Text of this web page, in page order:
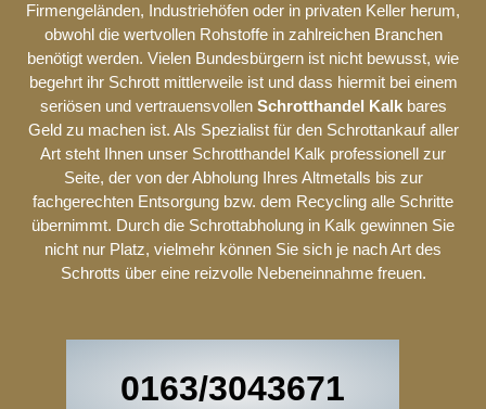
Firmengeländen, Industriehöfen oder in privaten Keller herum,
obwohl die wertvollen Rohstoffe in zahlreichen Branchen
benötigt werden. Vielen Bundesbürgern ist nicht bewusst, wie
begehrt ihr Schrott mittlerweile ist und dass hiermit bei einem
seriösen und vertrauensvollen Schrotthandel Kalkbares
Geld zu machen ist. Als Spezialist für den Schrottankauf aller
Art steht Ihnen unser Schrotthandel Kalk professionell zur
Seite, der von der Abholung Ihres Altmetalls bis zur
fachgerechten Entsorgung bzw. dem Recycling alle Schritte
übernimmt. Durch die Schrottabholung in Kalk gewinnen Sie
nicht nur Platz, vielmehr können Sie sich je nach Art des
Schrotts über eine reizvolle Nebeneinnahme freuen.
0163/3043671